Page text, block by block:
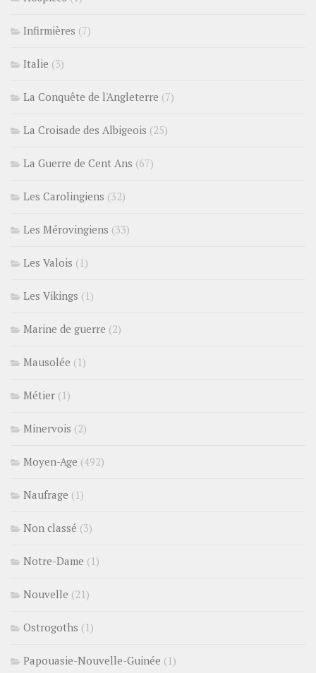
Infirmières (7)
Italie (3)
La Conquête de l'Angleterre (7)
La Croisade des Albigeois (25)
La Guerre de Cent Ans (67)
Les Carolingiens (32)
Les Mérovingiens (33)
Les Valois (1)
Les Vikings (1)
Marine de guerre (2)
Mausolée (1)
Métier (1)
Minervois (2)
Moyen-Age (492)
Naufrage (1)
Non classé (3)
Notre-Dame (1)
Nouvelle (21)
Ostrogoths (1)
Papouasie-Nouvelle-Guinée (1)